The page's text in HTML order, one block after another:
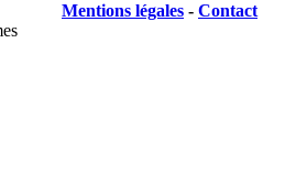
Mentions légales - Contact